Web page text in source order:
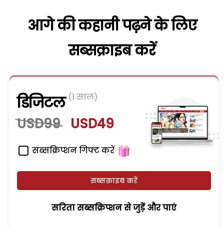
आगे की कहानी पढ़ने के लिए
सब्सक्राइब करें
डिजिटल (1 साल)
USD99 USD49
सब्सक्रिप्शन गिफ्ट करें
सब्सक्राइब करें
सरिता सब्सक्रिप्शन से जुड़ेें और पाएं